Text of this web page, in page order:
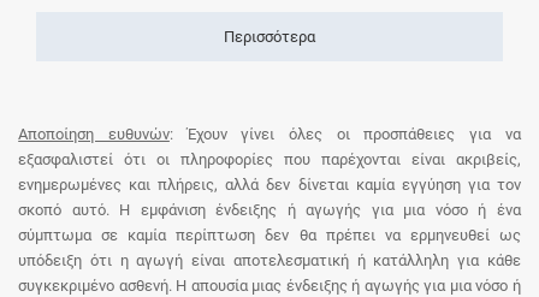
Περισσότερα
Αποποίηση ευθυνών: Έχουν γίνει όλες οι προσπάθειες για να
εξασφαλιστεί ότι οι πληροφορίες που παρέχονται είναι ακριβείς,
ενημερωμένες και πλήρεις, αλλά δεν δίνεται καμία εγγύηση για τον
σκοπό αυτό. Η εμφάνιση ένδειξης ή αγωγής για μια νόσο ή ένα
σύμπτωμα σε καμία περίπτωση δεν θα πρέπει να ερμηνευθεί ως
υπόδειξη ότι η αγωγή είναι αποτελεσματική ή κατάλληλη για κάθε
συγκεκριμένο ασθενή. Η απουσία μιας ένδειξης ή αγωγής για μια νόσο ή